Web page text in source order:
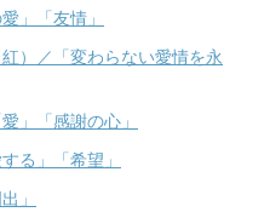
」「友情」
）／「変わらない愛情を永
」「感謝の心」
る」「希望」
」